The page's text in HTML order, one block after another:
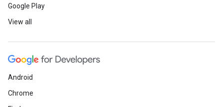
Google Play
View all
Android
Chrome